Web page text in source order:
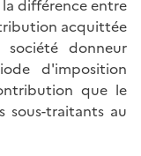
différence entre
acquittée
donneur
d'imposition
que le
sous-traitants au